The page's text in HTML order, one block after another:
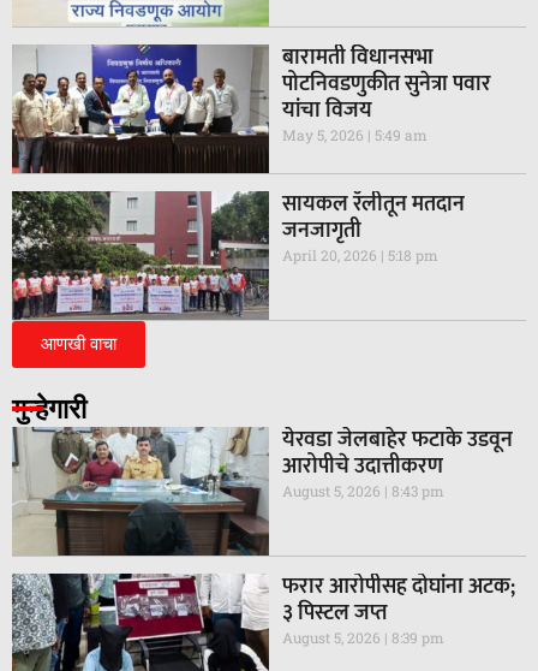
बारामती विधानसभा
पोटनिवडणुकीत सुनेत्रा पवार
यांचा विजय
May 5, 2026 5:49 am
सायकल रॅलीतून मतदान
जनजागृती
April 20, 2026 5:18 pm
आणखी वाचा
गुन्हेगारी
येरवडा जेलबाहेर फटाके उडवून
आरोपीचे उदात्तीकरण
August 5, 2026 8:43 pm
फरार आरोपीसह दोघांना अटक;
३ पिस्टल जप्त
August 5, 2026 8:39 pm